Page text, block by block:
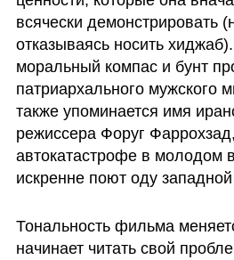
всячески демонстрировать
отказываясь носить
моральный компас и бунт
патриархального мужского
также упоминается имя
режиссера Форуг
автокатастрофе в молодом
искренне поют оду западной
Тональность фильма
начинает читать свой